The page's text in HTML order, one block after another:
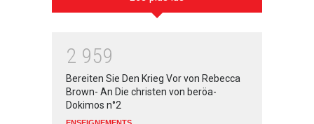
2 959
Bereiten Sie Den Krieg Vor von Rebecca
Brown- An Die christen von beröa-
Dokimos n°2